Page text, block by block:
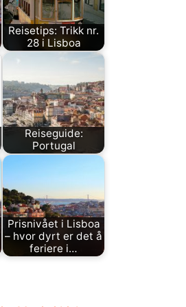
Reisetips: Trikk nr.
28 i Lisboa
Reiseguide:
Portugal
Prisnivået i Lisboa
– hvor dyrt er det å
feriere i…